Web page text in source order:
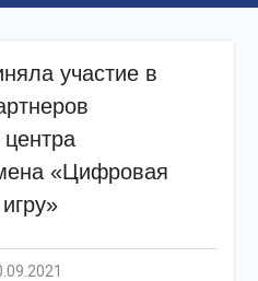
участие в
«Цифровая